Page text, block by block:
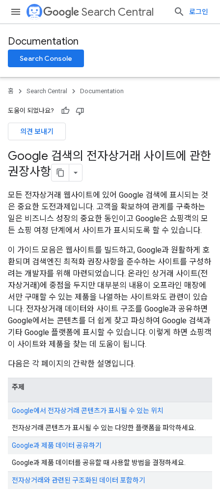
Search Central 로그인
Documentation
Search Console
홈 Search Central Documentation
도움이 되었나요?
의견 보내기
Google 검색의 전자상거래 사이트에 관한
권장사항
모든 전자상거래 웹사이트에 있어 Google 검색에 표시되는 것
은 중요한 도전과제입니다. 고객을 확보하여 관계를 구축하는
일은 비즈니스 성장의 중요한 동인이고 Google은 쇼핑객의 모
든 쇼핑 여정 단계에서 사이트가 표시되도록 할 수 있습니다.
이 가이드 모음은 웹사이트를 빌드하고, Google과 원활하게 호
환되며 검색엔진 최적화 권장사항을 준수하는 사이트를 구성하
려는 개발자를 위해 마련되었습니다. 온라인 상거래 사이트(전
자상거래)에 중점을 두지만 대부분의 내용이 오프라인 매장에
서만 구매할 수 있는 제품을 나열하는 사이트와도 관련이 있습
니다. 전자상거래 데이터와 사이트 구조를 Google과 공유하면
Google에서는 콘텐츠를 더 쉽게 찾고 파싱하여 Google 검색과
기타 Google 플랫폼에 표시할 수 있습니다. 이렇게 하면 쇼핑객
이 사이트와 제품을 찾는 데 도움이 됩니다.
다음은 각 페이지의 간략한 설명입니다.
주제
Google에서 전자상거래 콘텐츠가 표시될 수 있는 위치
전자상거래 콘텐츠가 표시될 수 있는 다양한 플랫폼을 파악하세요.
Google과 제품 데이터 공유하기
Google과 제품 데이터를 공유할 때 사용할 방법을 결정하세요.
전자상거래와 관련된 구조화된 데이터 포함하기